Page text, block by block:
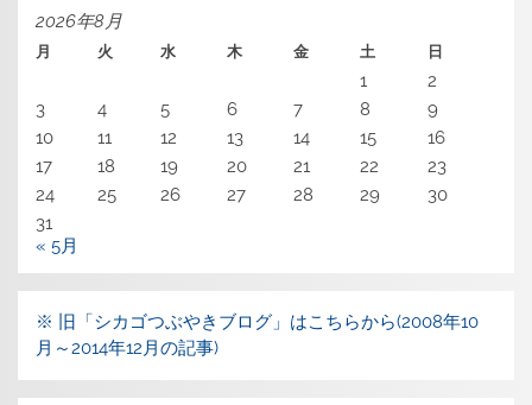
2026年8月
月 火 水 木 金 土 日
1
2
3
4 5 6 7 8
9
10
11 12 13 14 15
16
17
18 19 20 21 22
23
24
25 26 27 28 29
30
31
« 5月
※ 旧「シカゴつぶやきブログ」はこちらから(2008年10
月～2014年12月の記事)